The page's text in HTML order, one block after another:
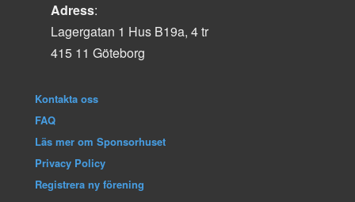
Adress:
Lagergatan 1 Hus B19a, 4 tr
415 11 Göteborg
Kontakta oss
FAQ
Läs mer om Sponsorhuset
Privacy Policy
Registrera ny förening